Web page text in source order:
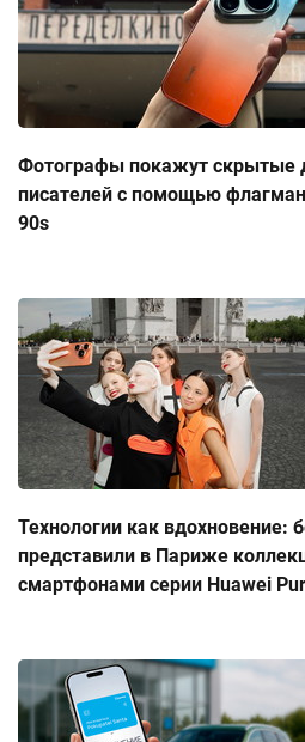
Фотографы покажут скрытые
писателей с помощью
90s
Технологии как вдохновение:
представили в Париже
смартфонами серии Huawei